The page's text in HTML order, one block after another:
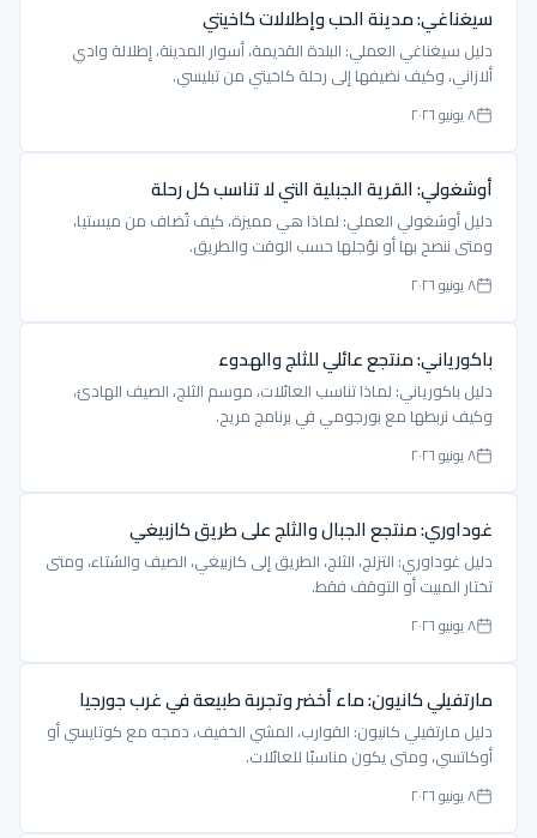
سيغناغي: مدينة الحب وإطلالات كاخيتي
دليل سيغناغي العملي: البلدة القديمة، أسوار المدينة، إطلالة وادي
ألازاني، وكيف نضيفها إلى رحلة كاخيتي من تبليسي.
٨ يونيو ٢٠٢٦
أوشغولي: القرية الجبلية التي لا تناسب كل رحلة
دليل أوشغولي العملي: لماذا هي مميزة، كيف تُضاف من ميستيا،
ومتى ننصح بها أو نؤجلها حسب الوقت والطريق.
٨ يونيو ٢٠٢٦
باكورياني: منتجع عائلي للثلج والهدوء
دليل باكورياني: لماذا تناسب العائلات، موسم الثلج، الصيف الهادئ،
وكيف نربطها مع بورجومي في برنامج مريح.
٨ يونيو ٢٠٢٦
غوداوري: منتجع الجبال والثلج على طريق كازبيغي
دليل غوداوري: التزلج، الثلج، الطريق إلى كازبيغي، الصيف والشتاء، ومتى
تختار المبيت أو التوقف فقط.
٨ يونيو ٢٠٢٦
مارتفيلي كانيون: ماء أخضر وتجربة طبيعة في غرب جورجيا
دليل مارتفيلي كانيون: القوارب، المشي الخفيف، دمجه مع كوتايسي أو
أوكاتسي، ومتى يكون مناسبًا للعائلات.
٨ يونيو ٢٠٢٦